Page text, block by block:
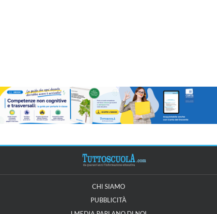
CHI SIAMO
PUBBLICITÀ